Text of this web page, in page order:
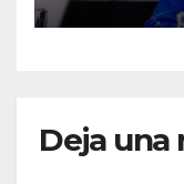
Deja una